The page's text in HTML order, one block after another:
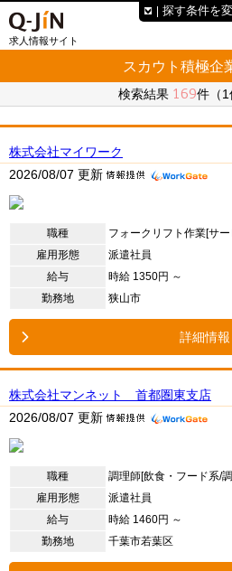
求人情報サイト
スカウト積極企
検索結果 169件（1
株式会社マイワーク
2026/08/07 更新
職種
フォークリフト作業[サ
雇用形態
派遣社員
給与
時給 1350円 ～
勤務地
狭山市
詳細情報
株式会社マンネット 首都圏東支店
2026/08/07 更新
職種
調理師[飲食・フード系/
雇用形態
派遣社員
給与
時給 1460円 ～
勤務地
千葉市若葉区
探す条件を